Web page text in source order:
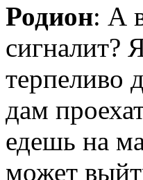
Родион: А
сигналит?
терпеливо
дам
едешь на
может